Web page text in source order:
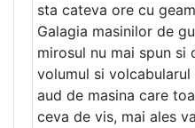
sta cateva ore cu
Galagia masinilor de
mirosul nu mai spun si
volumul si
aud de masina care
ceva de vis, mai ales